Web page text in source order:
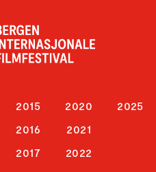
2015
2016
2017
2020
2021
2022
2025